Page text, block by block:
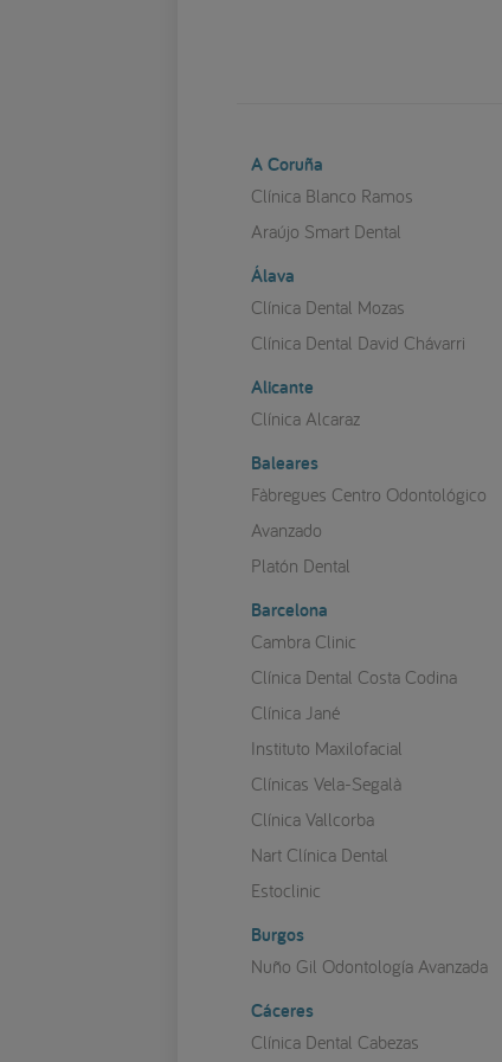
A Coruña
Clínica Blanco Ramos
Araújo Smart Dental
Álava
Clínica Dental Mozas
Clínica Dental David Chávarri
Alicante
Clínica Alcaraz
Baleares
Fàbregues Centro Odontológico
Avanzado
Platón Dental
Barcelona
Cambra Clinic
Clínica Dental Costa Codina
Clínica Jané
Instituto Maxilofacial
Clínicas Vela-Segalà
Clínica Vallcorba
Nart Clínica Dental
Estoclinic
Burgos
Nuño Gil Odontología Avanzada
Cáceres
Clínica Dental Cabezas